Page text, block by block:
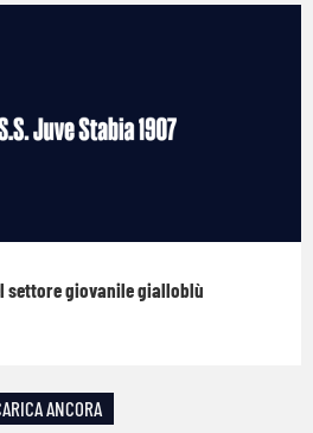
settore giovanile gialloblù
ANCORA